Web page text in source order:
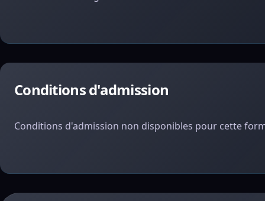
Conditions d'admission
Conditions d'admission non disponibles pour cette